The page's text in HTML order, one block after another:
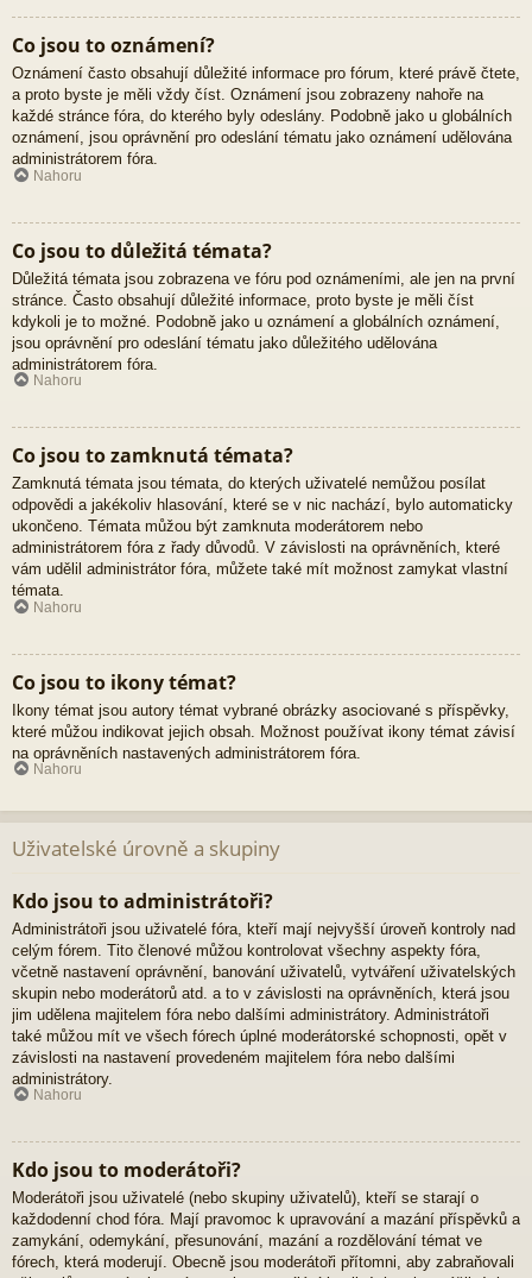
Co jsou to oznámení?
Oznámení často obsahují důležité informace pro fórum, které právě čtete,
a proto byste je měli vždy číst. Oznámení jsou zobrazeny nahoře na
každé stránce fóra, do kterého byly odeslány. Podobně jako u globálních
oznámení, jsou oprávnění pro odeslání tématu jako oznámení udělována
administrátorem fóra.
Nahoru
Co jsou to důležitá témata?
Důležitá témata jsou zobrazena ve fóru pod oznámeními, ale jen na první
stránce. Často obsahují důležité informace, proto byste je měli číst
kdykoli je to možné. Podobně jako u oznámení a globálních oznámení,
jsou oprávnění pro odeslání tématu jako důležitého udělována
administrátorem fóra.
Nahoru
Co jsou to zamknutá témata?
Zamknutá témata jsou témata, do kterých uživatelé nemůžou posílat
odpovědi a jakékoliv hlasování, které se v nic nachází, bylo automaticky
ukončeno. Témata můžou být zamknuta moderátorem nebo
administrátorem fóra z řady důvodů. V závislosti na oprávněních, které
vám udělil administrátor fóra, můžete také mít možnost zamykat vlastní
témata.
Nahoru
Co jsou to ikony témat?
Ikony témat jsou autory témat vybrané obrázky asociované s příspěvky,
které můžou indikovat jejich obsah. Možnost používat ikony témat závisí
na oprávněních nastavených administrátorem fóra.
Nahoru
Uživatelské úrovně a skupiny
Kdo jsou to administrátoři?
Administrátoři jsou uživatelé fóra, kteří mají nejvyšší úroveň kontroly nad
celým fórem. Tito členové můžou kontrolovat všechny aspekty fóra,
včetně nastavení oprávnění, banování uživatelů, vytváření uživatelských
skupin nebo moderátorů atd. a to v závislosti na oprávněních, která jsou
jim udělena majitelem fóra nebo dalšími administrátory. Administrátoři
také můžou mít ve všech fórech úplné moderátorské schopnosti, opět v
závislosti na nastavení provedeném majitelem fóra nebo dalšími
administrátory.
Nahoru
Kdo jsou to moderátoři?
Moderátoři jsou uživatelé (nebo skupiny uživatelů), kteří se starají o
každodenní chod fóra. Mají pravomoc k upravování a mazání příspěvků a
zamykání, odemykání, přesunování, mazání a rozdělování témat ve
fórech, která moderují. Obecně jsou moderátoři přítomni, aby zabraňovali